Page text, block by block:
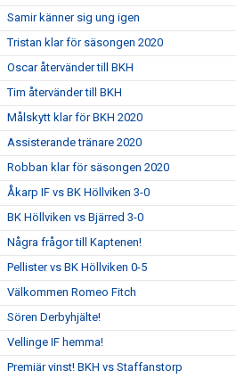
Samir känner sig ung igen
Tristan klar för säsongen 2020
Oscar återvänder till BKH
Tim återvänder till BKH
Målskytt klar för BKH 2020
Assisterande tränare 2020
Robban klar för säsongen 2020
Åkarp IF vs BK Höllviken 3-0
BK Höllviken vs Bjärred 3-0
Några frågor till Kaptenen!
Pellister vs BK Höllviken 0-5
Välkommen Romeo Fitch
Sören Derbyhjälte!
Vellinge IF hemma!
Premiär vinst! BKH vs Staffanstorp